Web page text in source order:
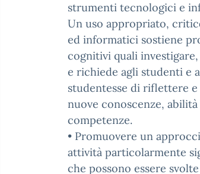
strumenti tecnologici e
Un uso appropriato,
ed informatici sostiene
cognitivi quali
e richiede agli studenti e
studentesse di riflettere
nuove conoscenze, abilità
competenze.
• Promuovere un
attività particolarmente
che possono essere